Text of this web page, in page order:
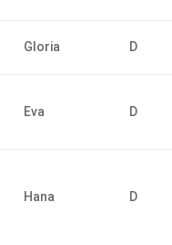
Gloria D
Eva D
Hana D